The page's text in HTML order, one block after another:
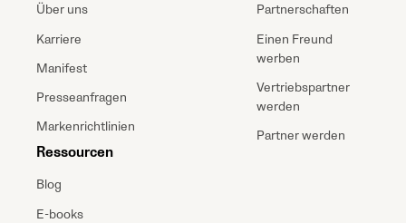
Über uns
Karriere
Manifest
Presseanfragen
Markenrichtlinien
Ressourcen
Blog
E-books
Partnerschaften
Einen Freund
werben
Vertriebspartner
werden
Partner werden